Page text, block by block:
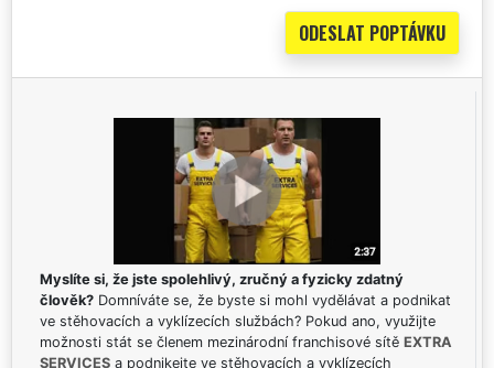
Myslíte si, že jste spolehlivý, zručný a fyzicky zdatný
člověk? Domníváte se, že byste si mohl vydělávat a podnikat
ve stěhovacích a vyklízecích službách? Pokud ano, využijte
možnosti stát se členem mezinárodní franchisové sítě EXTRA
SERVICES a podnikejte ve stěhovacích a vyklízecích